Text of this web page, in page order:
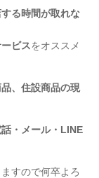
る時間が取れな
ビスをオススメ
、住設商品の現
話・メール・LINE
すので何卒よろ